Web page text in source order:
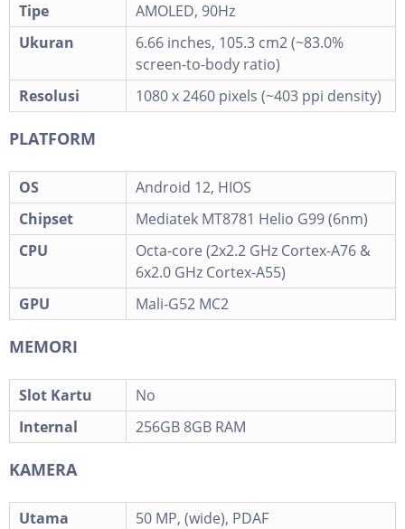
Tipe
AMOLED, 90Hz
Ukuran
6.66 inches, 105.3 cm2 (~83.0%
screen-to-body ratio)
Resolusi
1080 x 2460 pixels (~403 ppi density)
PLATFORM
OS
Android 12, HIOS
Chipset
Mediatek MT8781 Helio G99 (6nm)
CPU
Octa-core (2x2.2 GHz Cortex-A76 &
6x2.0 GHz Cortex-A55)
GPU
Mali-G52 MC2
MEMORI
Slot Kartu
No
Internal
256GB 8GB RAM
KAMERA
Utama
50 MP, (wide), PDAF